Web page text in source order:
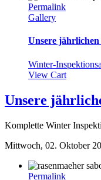
Permalink
Gallery
Unsere
Winter-
View Cart
Unsere
Komplette Winter
Mittwoch, 02. Oktober
Permalink